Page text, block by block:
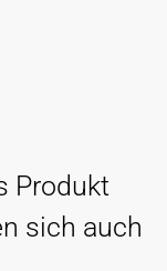
Produkt
sich auch